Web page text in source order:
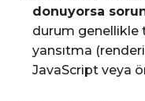
donuyorsa
durum genellikle
yansıtma
JavaScript veya